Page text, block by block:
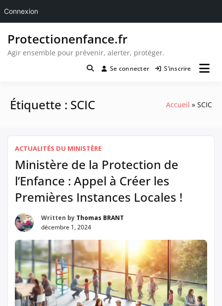
contenu
Protectionenfance.fr
Agir ensemble pour prévenir, alerter, protéger.
Se connecter S’inscrire
Étiquette : SCIC Accueil SCIC
ACTUALITÉS DU MINISTÈRE
Ministère de la Protection de
l’Enfance : Appel à Créer les
Premières Instances Locales !
Written by Thomas BRANT
décembre 1, 2024
Connexion